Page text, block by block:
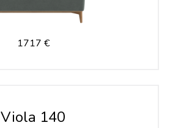
1717 €
Viola 140